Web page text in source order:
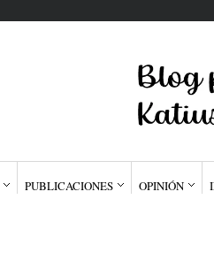
PUBLICACIONES OPINIÓN